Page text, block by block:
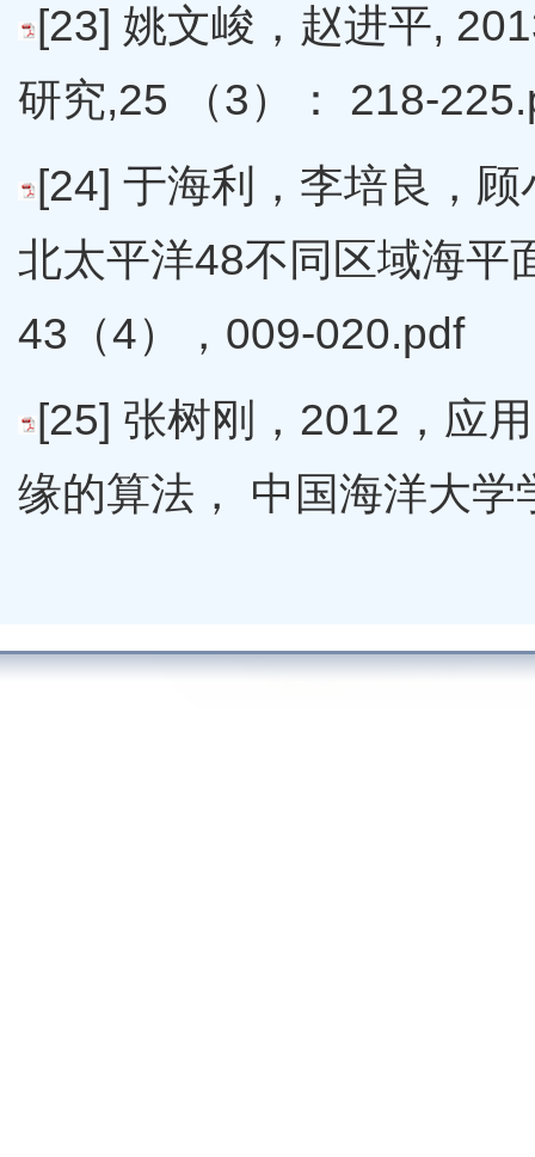
[23] 姚文峻，赵进平,
研究,25 （3）： 218-
[24] 于海利，李培良，
北太平洋48不同区域海平
43（4），009-020.pdf
[25] 张树刚，2012，应
缘的算法， 中国海洋大